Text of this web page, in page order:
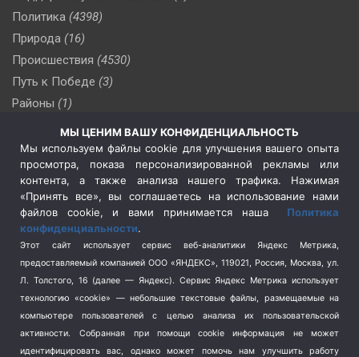
Политика (4398)
Природа (16)
Происшествия (4530)
Путь к Победе (3)
Районы (1)
(510)
Сельское хозяйство (3)
Социальная политика
(3)
Спецоперация в Украине
Спецоперация на Украине
(404)
Спорт (740)
Терроризм (1)
Транспорт (262)
Туризм (178)
МЫ ЦЕНИМ ВАШУ КОНФИДЕНЦИАЛЬНОСТЬ
Мы используем файлы cookie для улучшения вашего опыта
просмотра, показа персонализированной рекламы или
контента, а также анализа нашего трафика. Нажимая
«Принять все», вы соглашаетесь на использование нами
файлов cookie, и вами принимается наша Политика
конфиденциальности.
Этот сайт использует сервис веб-аналитики Яндекс Метрика,
предоставляемый компанией ООО «ЯНДЕКС», 119021, Россия, Москва, ул.
Л. Толстого, 16 (далее — Яндекс). Сервис Яндекс Метрика использует
технологию «cookie» — небольшие текстовые файлы, размещаемые на
компьютере пользователей с целью анализа их пользовательской
активности.
Собранная при помощи cookie информация не может
идентифицировать вас, однако может помочь нам улучшить работу